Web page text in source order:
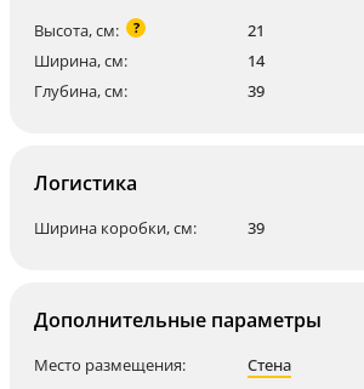
Высота, см: ?
21
Ширина, см:
14
Глубина, см:
39
Логистика
Ширина коробки, см: 39
Дополнительные параметры
Место размещения:
Стена